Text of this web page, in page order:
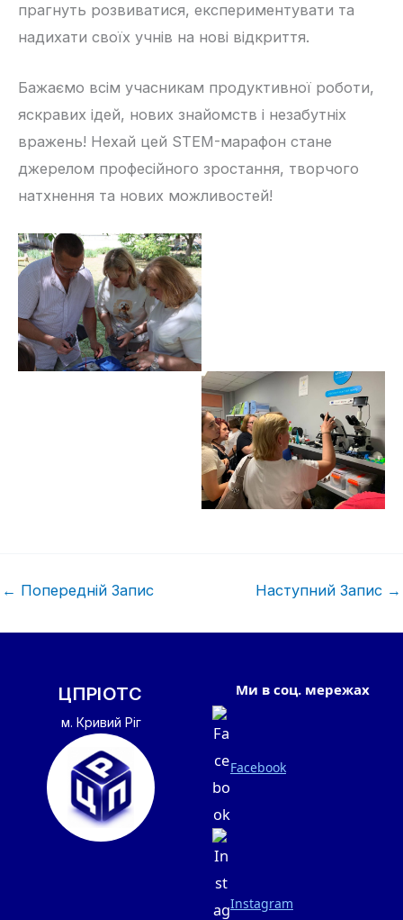
прагнуть розвиватися, експериментувати та
надихати своїх учнів на нові відкриття.
Бажаємо всім учасникам продуктивної роботи,
яскравих ідей, нових знайомств і незабутніх
вражень! Нехай цей STEM-марафон стане
джерелом професійного зростання, творчого
натхнення та нових можливостей!
← Попередній Запис Наступний Запис →
ЦПРІОТС
м. Кривий Ріг
Ми в соц. мережах
Facebook
Instagram